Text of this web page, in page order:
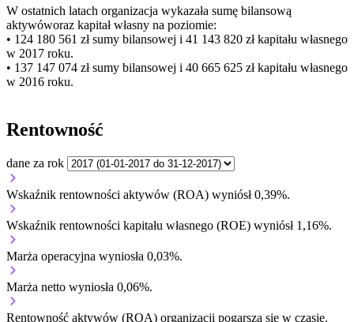
W ostatnich latach organizacja wykazała sumę bilansową
aktywóworaz kapitał własny na poziomie:
• 124 180 561 złsumy bilansowej i 41 143 820 zł kapitału własnego
w 2017 roku.
• 137 147 074 złsumy bilansowej i 40 665 625 zł kapitału własnego
w 2016 roku.
Rentowność
dane za rok
Wskaźnik rentowności aktywów (ROA) wyniósł 0,39%.
Wskaźnik rentowności kapitału własnego (ROE) wyniósł 1,16%.
Marża operacyjna wyniosła 0,03%.
Marża netto wyniosła 0,06%.
Rentowność aktywów (ROA) organizacji pogarsza się w czasie.